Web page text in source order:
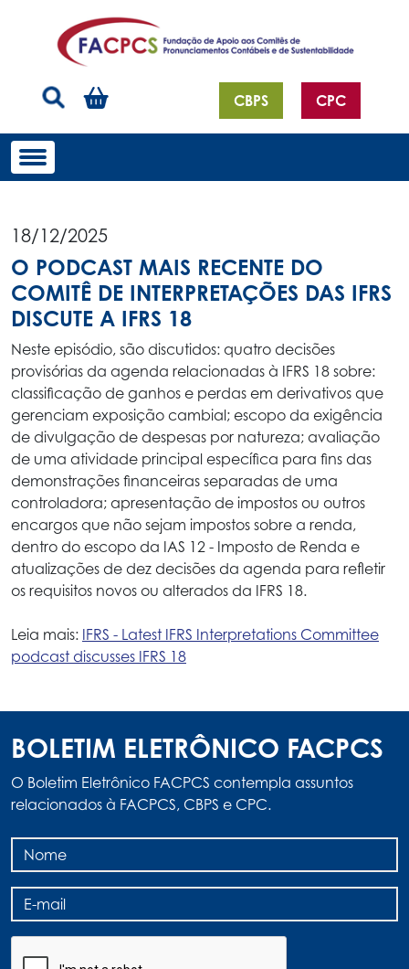
CBPS CPC
18/12/2025
O PODCAST MAIS RECENTE DO
COMITÊ DE INTERPRETAÇÕES DAS IFRS
DISCUTE A IFRS 18
Neste episódio, são discutidos: quatro decisões
provisórias da agenda relacionadas à IFRS 18 sobre:
classificação de ganhos e perdas em derivativos que
gerenciam exposição cambial; escopo da exigência
de divulgação de despesas por natureza; avaliação
de uma atividade principal específica para fins das
demonstrações financeiras separadas de uma
controladora; apresentação de impostos ou outros
encargos que não sejam impostos sobre a renda,
dentro do escopo da IAS 12 - Imposto de Renda e
atualizações de dez decisões da agenda para refletir
os requisitos novos ou alterados da IFRS 18.
Leia mais: IFRS - Latest IFRS Interpretations Committee
podcast discusses IFRS 18
BOLETIM ELETRÔNICO FACPCS
O Boletim Eletrônico FACPCS contempla assuntos
relacionados à FACPCS, CBPS e CPC.